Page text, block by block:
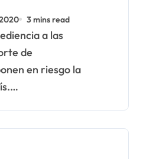
de derecho
3 mins read
de
en riesgo la